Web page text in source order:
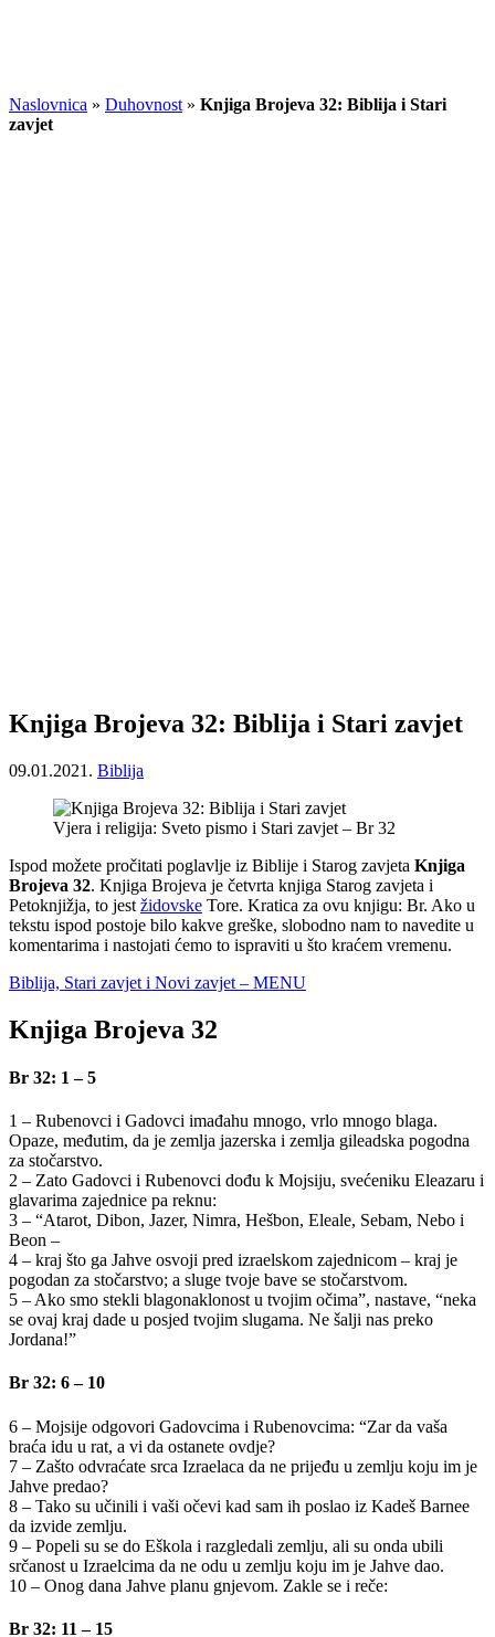
Naslovnica » Duhovnost » Knjiga Brojeva 32: Biblija i Stari
zavjet
Knjiga Brojeva 32: Biblija i Stari zavjet
09.01.2021. Biblija
Vjera i religija: Sveto pismo i Stari zavjet – Br 32
Ispod možete pročitati poglavlje iz Biblije i Starog zavjeta Knjiga
Brojeva 32. Knjiga Brojeva je četvrta knjiga Starog zavjeta i
Petoknjižja, to jest židovske Tore. Kratica za ovu knjigu: Br. Ako u
tekstu ispod postoje bilo kakve greške, slobodno nam to navedite u
komentarima i nastojati ćemo to ispraviti u što kraćem vremenu.
Biblija, Stari zavjet i Novi zavjet – MENU
Knjiga Brojeva 32
Br 32: 1 – 5
1 – Rubenovci i Gadovci imađahu mnogo, vrlo mnogo blaga.
Opaze, međutim, da je zemlja jazerska i zemlja gileadska pogodna
za stočarstvo.
2 – Zato Gadovci i Rubenovci dođu k Mojsiju, svećeniku Eleazaru i
glavarima zajednice pa reknu:
3 – “Atarot, Dibon, Jazer, Nimra, Hešbon, Eleale, Sebam, Nebo i
Beon –
4 – kraj što ga Jahve osvoji pred izraelskom zajednicom – kraj je
pogodan za stočarstvo; a sluge tvoje bave se stočarstvom.
5 – Ako smo stekli blagonaklonost u tvojim očima”, nastave, “neka
se ovaj kraj dade u posjed tvojim slugama. Ne šalji nas preko
Jordana!”
Br 32: 6 – 10
6 – Mojsije odgovori Gadovcima i Rubenovcima: “Zar da vaša
braća idu u rat, a vi da ostanete ovdje?
7 – Zašto odvraćate srca Izraelaca da ne prijeđu u zemlju koju im je
Jahve predao?
8 – Tako su učinili i vaši očevi kad sam ih poslao iz Kadeš Barnee
da izvide zemlju.
9 – Popeli su se do Eškola i razgledali zemlju, ali su onda ubili
srčanost u Izraelcima da ne odu u zemlju koju im je Jahve dao.
10 – Onog dana Jahve planu gnjevom. Zakle se i reče:
Br 32: 11 – 15